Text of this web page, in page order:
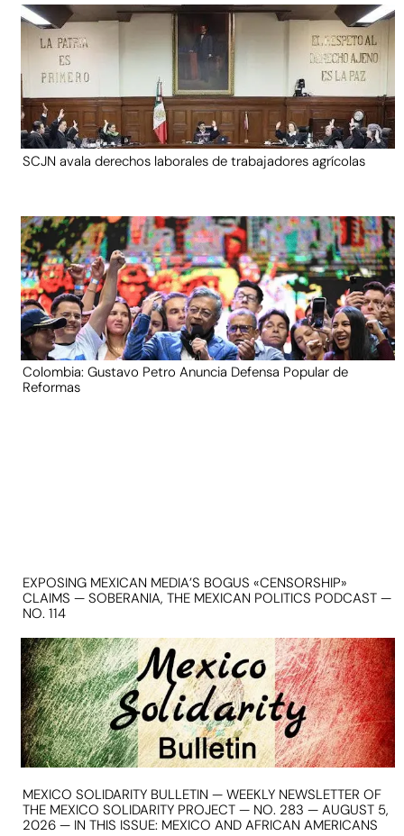
SCJN avala derechos laborales de trabajadores agrícolas
Colombia: Gustavo Petro Anuncia Defensa Popular de
Reformas
EXPOSING MEXICAN MEDIA’S BOGUS «CENSORSHIP»
CLAIMS — SOBERANIA, THE MEXICAN POLITICS PODCAST —
NO. 114
MEXICO SOLIDARITY BULLETIN — WEEKLY NEWSLETTER OF
THE MEXICO SOLIDARITY PROJECT — NO. 283 — AUGUST 5,
2026 — IN THIS ISSUE: MEXICO AND AFRICAN AMERICANS